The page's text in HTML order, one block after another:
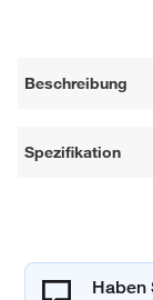
Beschreibung
Spezifikation
Haben